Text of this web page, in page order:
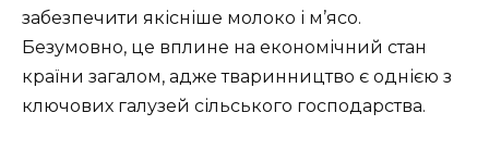
забезпечити якісніше молоко і м’ясо.
Безумовно, це вплине на економічний стан
країни загалом, адже тваринництво є однією з
ключових галузей сільського господарства.